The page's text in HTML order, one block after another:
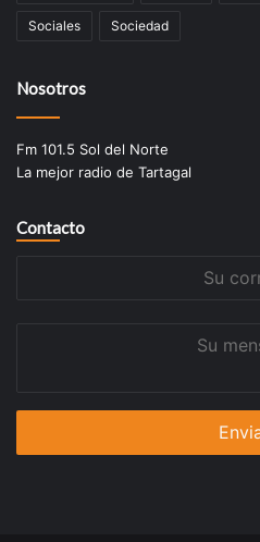
Sociales Sociedad
Nosotros
Fm 101.5 Sol del Norte
La mejor radio de Tartagal
Contacto